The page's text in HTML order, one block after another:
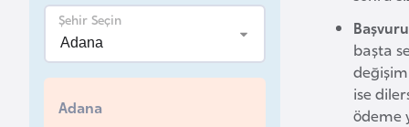
başta
ise
ödeme
Şehir Seçin
Adana
l
a
r
s